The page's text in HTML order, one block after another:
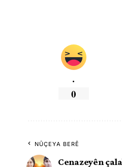
.
0
NÛÇEYA BERÊ
Cenazeyên